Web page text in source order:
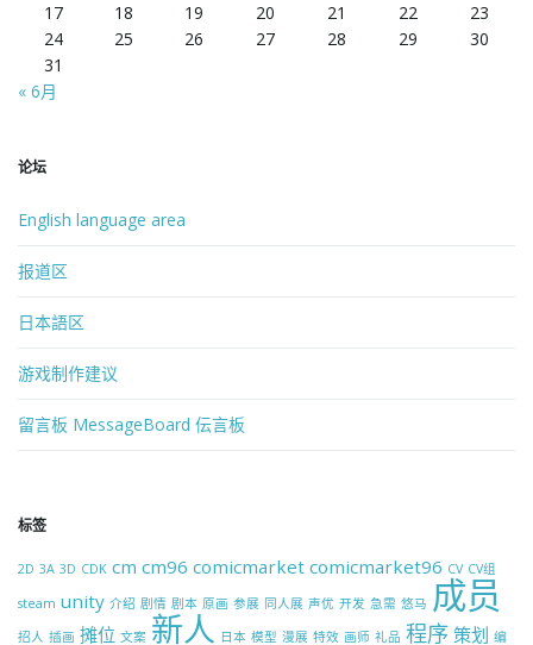
17
18 19 20 21 22
23
24
25 26 27 28 29
30
31
« 6月
论坛
English language area
报道区
日本語区
游戏制作建议
留言板 MessageBoard 伝言板
标签
2D 3A 3D CDK cm cm96 comicmarket comicmarket96 CV CV组
steam unity 介绍 剧情 剧本 原画 参展 同人展 声优 开发 急需 悠马 成员
招人 插画 摊位 文案 新人 日本 模型 漫展 特效 画师 礼品 程序 策划 编